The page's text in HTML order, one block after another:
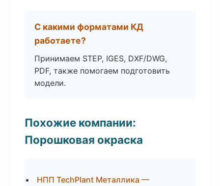
С какими форматами КД
работаете?
Принимаем STEP, IGES, DXF/DWG,
PDF, также помогаем подготовить
модели.
Похожие компании:
Порошковая окраска
НПП TechPlant Металлика —